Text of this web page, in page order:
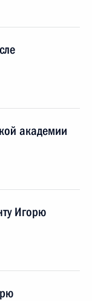
академии
Игорю